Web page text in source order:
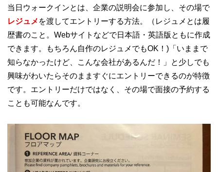
当日ウォークインとは、企業の説明会に参加し、その場で
レジュメ を渡してエントリーする方法。（レジュメとは履
歴書のこと。Webサイトなどで日本語・英語版ともに作成
できます。もちろん自作のレジュメでもOK！)「いままで
知らなかったけど、こんな会社があるんだ！」と少しでも
興味がわいたらそのまますぐにエントリーできるのが特徴
です。エントリーだけではなく、その場で面接の予約する
ことも可能なんです。